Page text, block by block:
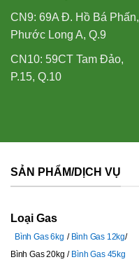
CN9: 69A Đ. Hồ Bá Phấn,
Phước Long A, Q.9
CN10: 59CT Tam Đảo,
P.15, Q.10
SẢN PHẨM/DỊCH VỤ
Loại Gas
Bình Gas 6kg
Bình Gas 12kg
Bình Gas 20kg
Bình Gas 45kg